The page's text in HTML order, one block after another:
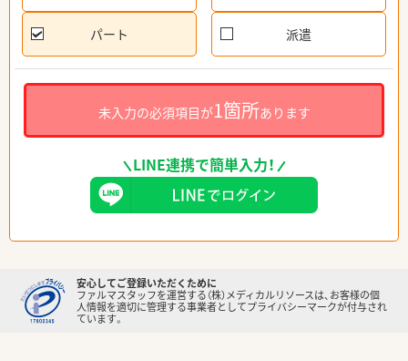
パート 派遣
未入力の必須項目が1箇所あります
LINE連携で簡単入力！
安心してご登録いただくために
ファルマスタッフを運営する（株）メディカルリソースは、お客様の個
人情報を適切に管理する事業者としてプライバシーマークが付与され
ています。